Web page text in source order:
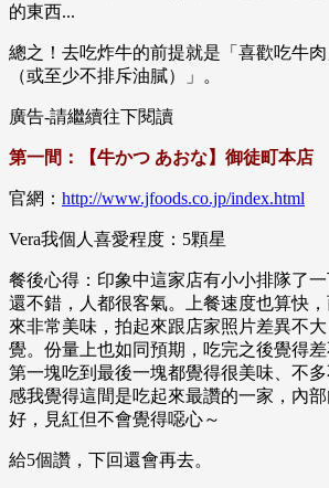
的東西...
總之！去吃炸牛的前提就是「喜歡吃牛
（或至少不排斥油膩）」。
廣告-請繼續往下閱讀
第一間：【牛かつ あおな】御徒町本店
官網： http://www.jfoods.co.jp/index.html
Vera我個人喜愛程度：5顆星
餐後心得：印象中這家店有小小排隊了
還不錯，人都很客氣。上餐速度也算快
來非常美味，拍起來跟店家照片差異不
覺。份量上也如同預期，吃完之後覺得
第一塊吃到最後一塊都覺得很美味、不
感我覺得這間是吃起來最讚的一家，內
好，見紅但不會覺得噁心～
給5個讚，下回還會再去。